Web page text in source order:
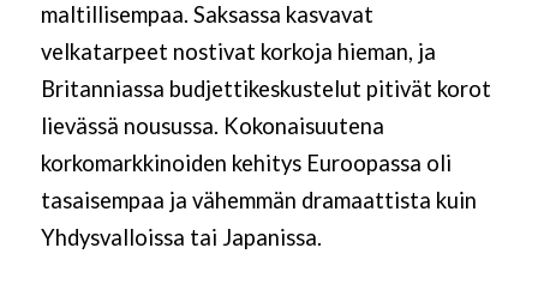
maltillisempaa. Saksassa kasvavat
velkatarpeet nostivat korkoja hieman, ja
Britanniassa budjettikeskustelut pitivät korot
lievässä nousussa. Kokonaisuutena
korkomarkkinoiden kehitys Euroopassa oli
tasaisempaa ja vähemmän dramaattista kuin
Yhdysvalloissa tai Japanissa.